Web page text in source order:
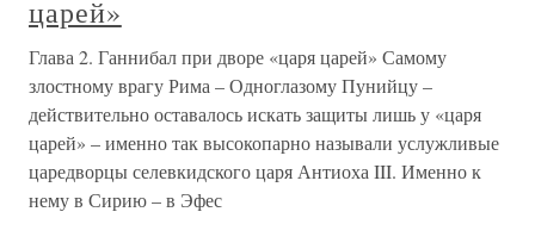
царей»
Глава 2. Ганнибал при дворе «царя царей» Самому
злостному врагу Рима – Одноглазому Пунийцу –
действительно оставалось искать защиты лишь у «царя
царей» – именно так высокопарно называли услужливые
царедворцы селевкидского царя Антиоха III. Именно к
нему в Сирию – в Эфес